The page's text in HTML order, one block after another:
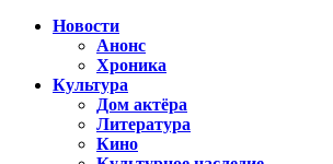
Новости
Анонс
Хроника
Культура
Дом актёра
Литература
Кино